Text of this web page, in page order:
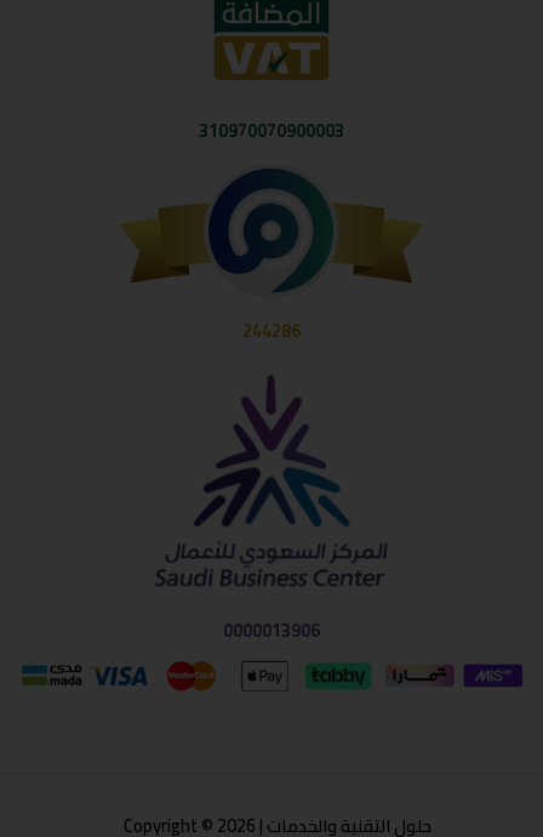
310970070900003
244286
0000013906
حلول التقنية والخدمات | Copyright © 2026